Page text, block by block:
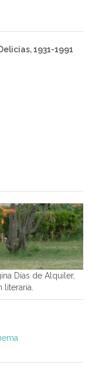
1931-1991
Días de Alquiler,